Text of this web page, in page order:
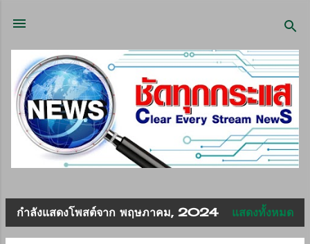
บ
กำลังแสดงโพสต์จาก พฤษภาคม, 2024 แสดงทั้งหมด